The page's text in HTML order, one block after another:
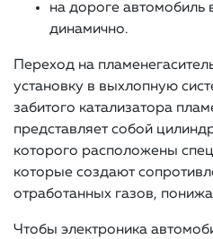
на дороге автомобиль
динамично.
Переход на
установку в выхлопную
забитого катализатора
представляет собой
которого расположены
которые создают
отработанных газов,
Чтобы электроника